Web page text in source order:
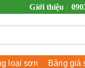
Giới thiệu
loại sơn Bảng giá